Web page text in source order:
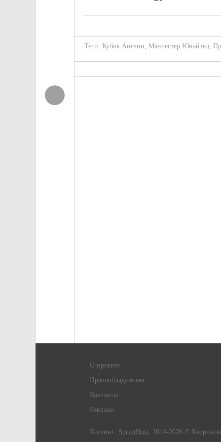
Теги: Кубок Англии, Манчестер Юнайтед,
О проекте
Правообладателям
Контакты
Реклама
Хостинг: SprintHost; 2014-2026 ©